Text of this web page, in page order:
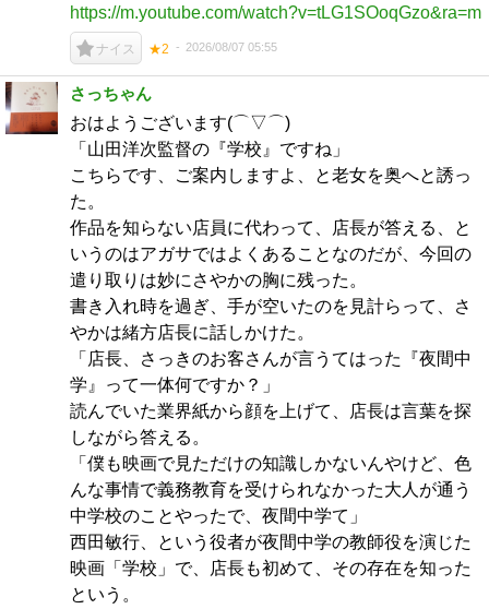
https://m.youtube.com/watch?v=tLG1SOoqGzo&ra=m
ナイス ★2 2026/08/07 05:55
さっちゃん
おはようございます(⌒▽⌒)
「山田洋次監督の『学校』ですね」
こちらです、ご案内しますよ、と老女を奥へと誘っ
た。
作品を知らない店員に代わって、店長が答える、と
いうのはアガサではよくあることなのだが、今回の
遣り取りは妙にさやかの胸に残った。
書き入れ時を過ぎ、手が空いたのを見計らって、さ
やかは緒方店長に話しかけた。
「店長、さっきのお客さんが言うてはった『夜間中
学』って一体何ですか？」
読んでいた業界紙から顔を上げて、店長は言葉を探
しながら答える。
「僕も映画で見ただけの知識しかないんやけど、色
んな事情で義務教育を受けられなかった大人が通う
中学校のことやったで、夜間中学て」
西田敏行、という役者が夜間中学の教師役を演じた
映画「学校」で、店長も初めて、その存在を知った
という。